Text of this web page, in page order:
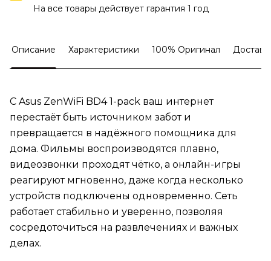
На все товары действует гарантия 1 год
Описание Характеристики 100% Оригинал
С Asus ZenWiFi BD4 1-pack ваш интернет
перестаёт быть источником забот и
превращается в надёжного помощника для
дома. Фильмы воспроизводятся плавно,
видеозвонки проходят чётко, а онлайн-игры
реагируют мгновенно, даже когда несколько
устройств подключены одновременно. Сеть
работает стабильно и уверенно, позволяя
сосредоточиться на развлечениях и важных
делах.